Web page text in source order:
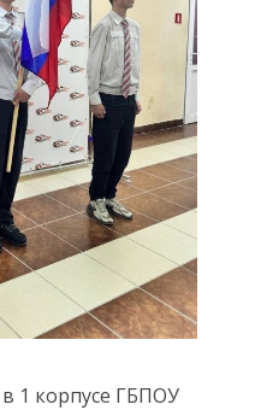
в 1 корпусе ГБПОУ